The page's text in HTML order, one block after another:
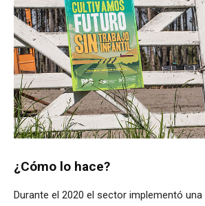
¿Cómo lo hace?
Durante el 2020 el sector implementó